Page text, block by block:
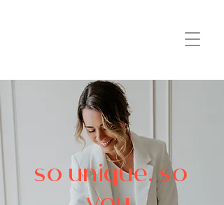
so unique. so